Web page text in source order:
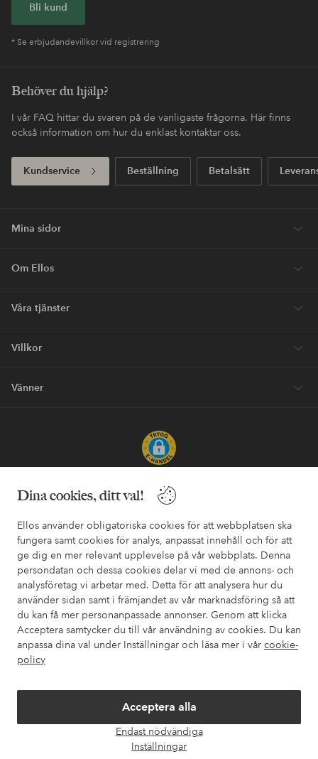
Dina cookies, ditt val!
Ellos använder obligatoriska cookies för att webbplatsen ska
fungera samt cookies för analys, anpassat innehåll och för att
ge dig en mer relevant upplevelse på vår webbplats. Denna
persondatan och dessa cookies delar vi med de annons- och
analysföretag vi arbetar med. Detta för att analysera hur du
använder sidan samt i främjandet av vår marknadsföring så att
du kan få mer personanpassade annonser. Genom att klicka
Acceptera samtycker du till vår användning av cookies. Du kan
anpassa dina val under Inställningar och läsa mer i vår cookie-
policy
Acceptera alla
Endast nödvändiga
Inställningar
Bli kund
* Se erbjudandevillkor vid registrering
Behöver du hjälp?
I vår FAQ hittar du svaren på de vanligaste frågorna. Här finns
också information om hur du enklast kontaktar oss.
Kundservice Beställning Betalsätt
Mina sidor
Om Ellos
Våra tjänster
Villkor
Vänner
Säkra betalningar - Betala direkt eller dela upp
Vill du veta mer om
våra betalalternativ
elpy elpy
Sverige - Välj land
Facebook Instagram Pinterest Youtube